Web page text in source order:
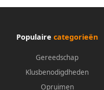
Populaire categorieën
Gereedschap
Klusbenodigdheden
Opruimen